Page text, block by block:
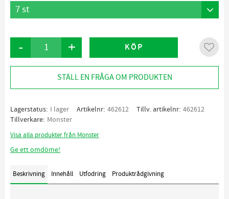
+
- KÖP Lägg
STÄLL EN FRÅGA OM PRODUKTEN
Lagerstatus I lager Artikelnr 462612 Tillv. artikelnr 462612
Tillverkare Monster
Visa alla produkter från Monster
Ge ett omdöme!
Beskrivning Innehåll Utfodring Produktrådgivning